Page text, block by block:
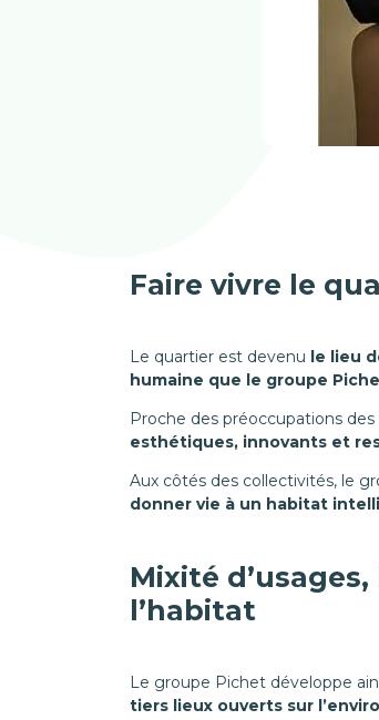
Faire vivre le
Le quartier est devenu le lieu
humaine que le groupe
Proche des préoccupations
esthétiques, innovants et
Aux côtés des collectivités, le
donner vie à un habitat
Mixité
l’habitat
Le groupe Pichet développe
tiers lieux ouverts sur